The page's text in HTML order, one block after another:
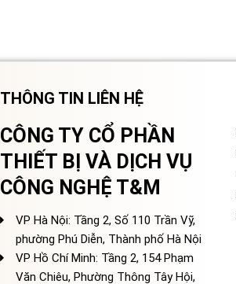
THÔNG TIN LIÊN HỆ
CÔNG TY CỔ PHẦN
THIẾT BỊ VÀ DỊCH VỤ
CÔNG NGHỆ T&M
VP Hà Nội: Tầng 2, Số 110 Trần Vỹ,
phường Phú Diễn, Thành phố Hà Nội
VP Hồ Chí Minh: Tầng 2, 154 Phạm
Văn Chiêu, Phường Thông Tây Hội,